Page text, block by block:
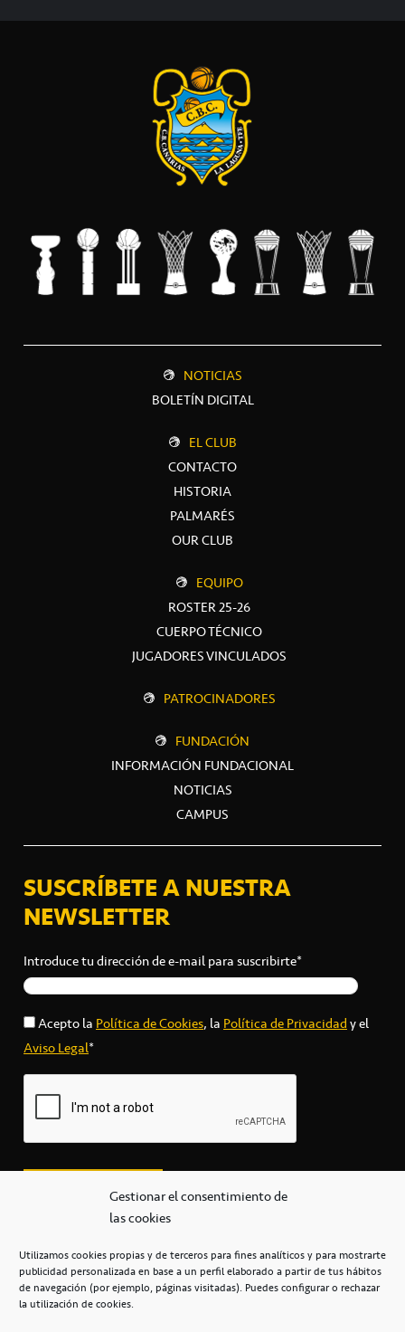
Gestionar el consentimiento de
las cookies
Utilizamos cookies propias y de terceros para fines analíticos y para mostrarte
publicidad personalizada en base a un perfil elaborado a partir de tus hábitos
de navegación (por ejemplo, páginas visitadas). Puedes configurar o rechazar
la utilización de cookies.
NOTICIAS
BOLETÍN DIGITAL
EL CLUB
CONTACTO
HISTORIA
PALMARÉS
OUR CLUB
EQUIPO
ROSTER 25-26
CUERPO TÉCNICO
JUGADORES VINCULADOS
PATROCINADORES
FUNDACIÓN
INFORMACIÓN FUNDACIONAL
NOTICIAS
CAMPUS
SUSCRÍBETE A NUESTRA
NEWSLETTER
Introduce tu dirección de e-mail para suscribirte*
Acepto laPolítica de Cookies, laPolítica de Privacidady el
Aviso Legal*
secretaria@cbcanarias.es
+34 922 253 684